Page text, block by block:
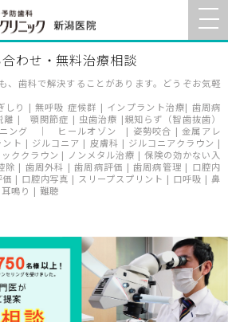
わせ・無料治療相談
、歯科で解決することがあります。どうぞお気軽
り | 無呼吸 症候群 | インプラント治療| 歯周病
| 顎関節症 | 虫歯治療 |親知らず（智歯抜歯）
ニング ｜ ヒールオゾン | 姿勢咬合 | 金属アレ
ト | ジルコニア | 皮膚科 | ジルコニアクラウン |
ククラウン | ノンメタル治療 | 保険の効かない入
| 歯周外科 | 歯周病評価 | 歯周病管理 | 口腔内
| 口腔内写真 | スリープスプリント | 口呼吸 | 鼻
鳴り | 難聴